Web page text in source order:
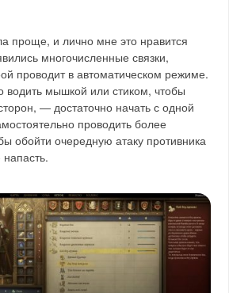
проще, и лично мне это нравится
многочисленные связки,
проводит в автоматическом режиме.
водить мышкой или стиком, чтобы
— достаточно начать с одной
проводить более
обойти очередную атаку противника